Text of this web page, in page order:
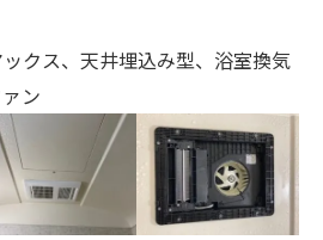
クス、天井埋込み型、浴室換気
ン